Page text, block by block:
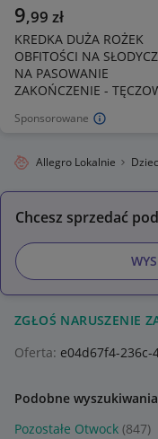
Sponsorowane
9,99 zł
KREDKA DUŻA ROŻEK
OBFITOŚCI NA
NA PASOWANIE
ZAKOŃCZENIE -
Allegro Lokalnie
Chcesz sprzedać
ZGŁOŚ NARUSZENIE
Oferta: e04d67f4-
Podobne wyszukiwania
Pozostałe Otwock (847)